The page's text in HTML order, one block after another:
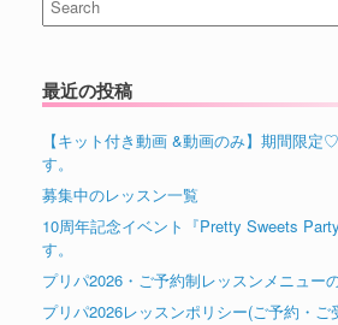
for:
最近の投稿
【キット付き動画 &動画のみ】期間限
す。
募集中のレッスン一覧
10周年記念イベント『Pretty Sweets
す。
プリパ2026・ご予約制レッスンメニュー
プリパ2026レッスンポリシー(ご予約・ご